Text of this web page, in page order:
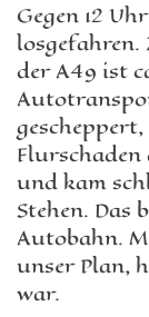
Gegen 12
der A49 ist
und kam
Stehen. Das
Autobahn.
unser Plan,
war.